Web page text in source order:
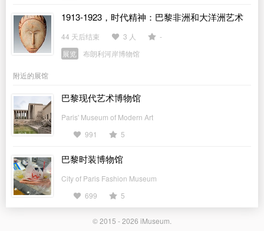
1913-1923，时代精神：巴黎非洲和大洋洲艺术
展
44 天后结束 3 人
-
展览
布朗利河岸博物馆
附近的展馆
巴黎现代艺术博物馆
Paris' Museum of Modern Art
991
5
巴黎时装博物馆
City of Paris Fashion Museum
699
5
© 2015 - 2026 iMuseum